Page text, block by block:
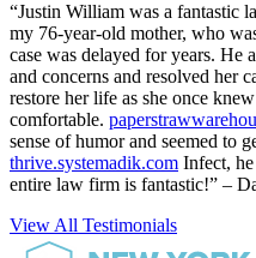
“Justin William was a fantastic
my 76-year-old mother, who
case was delayed for years. He
and concerns and resolved her
restore her life as she once
comfortable.
sense of humor and seemed to
thrive.systemadik.com Infect,
entire law firm is fantastic!” –
View All Testimonials